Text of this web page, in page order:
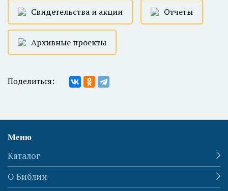
Свидетельства и акции Отчеты
Архивные проекты
Поделиться:
Меню
Каталог
О Библии